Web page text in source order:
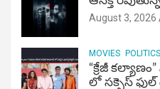
August 3, 2026
MOVIES POLITICS
“క్రేజీ
లో సక్సెస్ ఫుల్